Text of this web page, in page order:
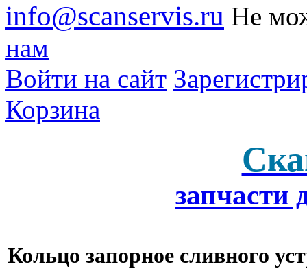
info@scanservis.ru Не
нам
Войти на сайт
Корзина
запчасти
Кольцо запорное сливного